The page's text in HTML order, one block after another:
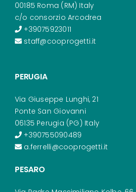
00185 Roma (RM) Italy
c/o consorzio Arcodrea
+39075923011
staff@cooprogetti.it
PERUGIA
Via Giuseppe Lunghi, 21
Ponte San Giovanni
06135 Perugia (PG) Italy
+390755090489
a.ferrelli@cooprogetti.it
PESARO